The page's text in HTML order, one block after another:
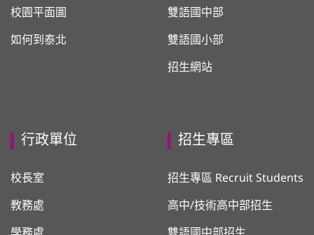
校園平面圖
如何到泰北
雙語國中部
雙語國小部
招生網站
行政單位
校長室
教務處
招生專區
招生專區 Recruit Students
高中/技術高中部招生